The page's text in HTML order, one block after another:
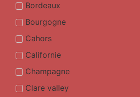
Bordeaux
Bourgogne
Cahors
Californie
Champagne
Clare valley